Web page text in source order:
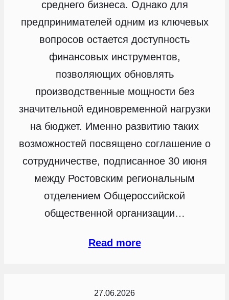
среднего бизнеса. Однако для
предпринимателей одним из ключевых
вопросов остается доступность
финансовых инструментов,
позволяющих обновлять
производственные мощности без
значительной единовременной нагрузки
на бюджет. Именно развитию таких
возможностей посвящено соглашение о
сотрудничестве, подписанное 30 июня
между Ростовским региональным
отделением Общероссийской
общественной организации…
Read more
27.06.2026